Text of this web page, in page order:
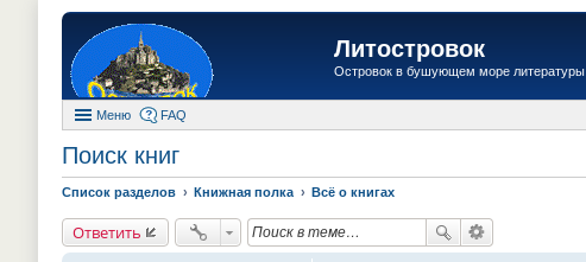
Литостровок
Островок в бушующем море литературы
Меню FAQ
Поиск книг
Список разделов Книжная полка Всё о книгах
Ответить